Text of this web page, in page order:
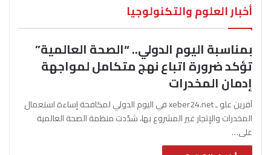
أخبار العلوم والتكنولوجيا
بمناسبة اليوم الدولي.. “الصحة العالمية”
تؤكد ضرورة اتباع نهج متكامل لمواجهة
إدمان المخدرات
آفرين علو ـ xeber24.net في اليوم الدولي لمكافحة إساءة استعمال
المخدرات والإتجار غير المشروع بها، شدّدت منظمة الصحة العالمية
على…